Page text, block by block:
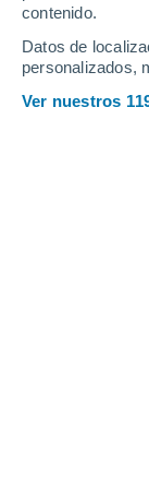
contenido.
Datos de
personalizados,
Ver nuestros